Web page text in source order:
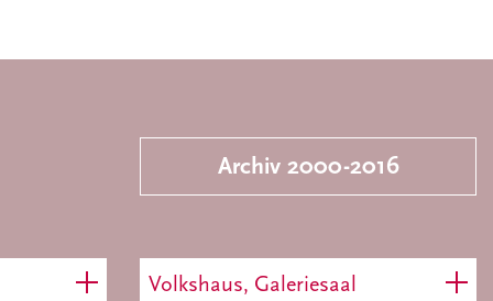
Archiv 2000-2016
Volkshaus, Galeriesaal